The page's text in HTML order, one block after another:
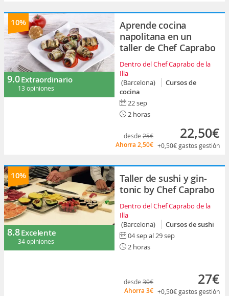
10%
9.0Extraordinario
13 opiniones
Aprende cocina
napolitana en un
taller de Chef Caprabo
Dentro del Chef Caprabo de la
Illa
(Barcelona)
Cursos de
cocina
22 sep
2 horas
desde 25€
Ahorra 2,50€
22,50€
+0,50€gastos gestión
10%
8.8Excelente
34 opiniones
Taller de sushi y gin-
tonic by Chef Caprabo
Dentro del Chef Caprabo de la
Illa
(Barcelona)
Cursos de sushi
04 sep al 29 sep
2 horas
desde 30€
Ahorra 3€
27€
+0,50€gastos gestión